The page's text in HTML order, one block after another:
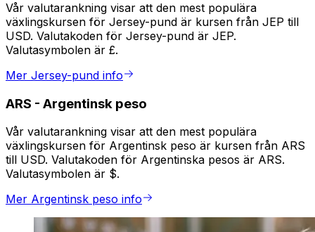
Vår valutarankning visar att den mest populära
växlingskursen för Jersey-pund är kursen från JEP till
USD. Valutakoden för Jersey-pund är JEP.
Valutasymbolen är £.
Mer Jersey-pund info
ARS - Argentinsk peso
Vår valutarankning visar att den mest populära
växlingskursen för Argentinsk peso är kursen från ARS
till USD. Valutakoden för Argentinska pesos är ARS.
Valutasymbolen är $.
Mer Argentinsk peso info